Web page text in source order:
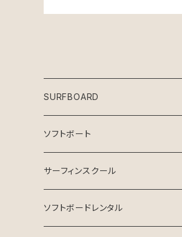
SURFBOARD
Crystal Dreams SURFBOARD
INSPIRE SURFBOARD
USEDサーフボード
ソフトボート
サーフィンスクール
マンツーマン
ソフトボードレンタル